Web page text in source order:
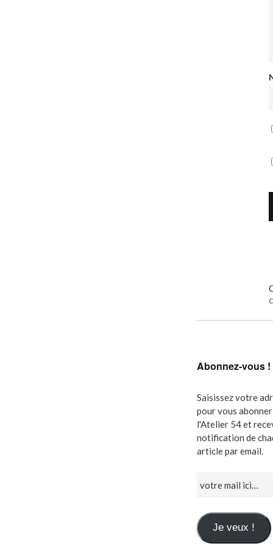
Abonnez-vous !
Saisissez votre
pour vous
l'Atelier 54 et
notification de
article par email.
Je veux !